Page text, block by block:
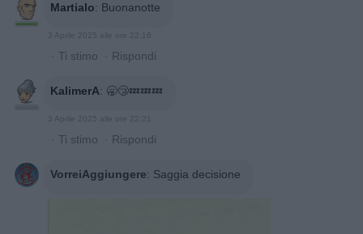
Martialo: Buonanotte
3 Aprile 2025 alle ore 22:16
· Ti stimo · Rispondi
KalimerA: 🥱😴💤💤💤
3 Aprile 2025 alle ore 22:21
· Ti stimo · Rispondi
VorreiAggiungere: Saggia decisione